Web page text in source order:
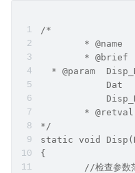
/*
* @name
* @brief
* @param
Dat
*
*/
static void
{
//检查参数